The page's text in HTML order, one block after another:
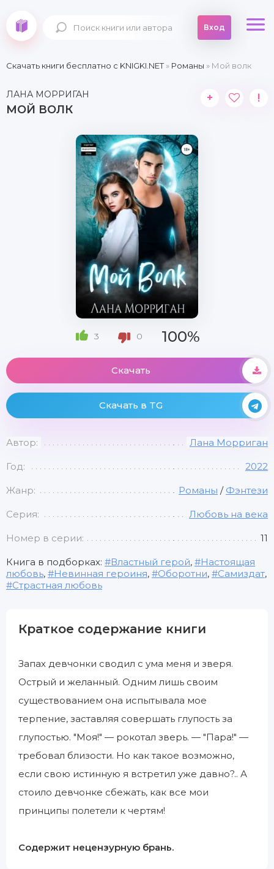
Вход
Скачать книги бесплатно c KNIGKI.NET» Романы » Мой волк
ЛАНА МОРРИГАН
МОЙ ВОЛК
+ !
3 0 100%
Скачать
Скачать в TG
Автор: Лана Морриган
Год: 2022
Жанр: Романы / Фэнтези
Серия: Любовь на века
Номер в серии: 11
Книга в подборках: Властный герой,
Настоящая
любовь, Невинная героиня, Оборотни, Самиздат,
Страстная любовь
Краткое содержание книги
Запах девчонки сводил с ума меня и зверя.
Острый и желанный. Одним лишь своим
существованием она испытывала мое
терпение, заставляя совершать глупость за
глупостью. "Моя!" — рокотал зверь. — "Пара!" —
требовал близости. Но как такое возможно,
если свою истинную я встретил уже давно?.. А
стоило девчонке сбежать, как все мои
принципы полетели к чертям!
Содержит нецензурную брань.